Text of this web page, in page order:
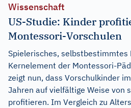
Wissenschaft
US-Studie: Kinder
Montessori-Vorschulen
Spielerisches, selbstbestimmtes
Kernelement der Montessori-
zeigt nun, dass Vorschulkinder
Jahren auf vielfältige Weise von
profitieren. Im Vergleich zu